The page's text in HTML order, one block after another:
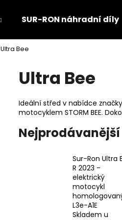
SUR-RON náhradní díly
Ultra Bee
Ultra Bee
Ideální střed v nabídce
motocyklem STORM BEE.
Nejprodávanější
Sur-Ron Ultra
R 2023 -
elektrický
motocykl
L3e-A1E
Skladem u
Co potřebujete
Doporučujeme